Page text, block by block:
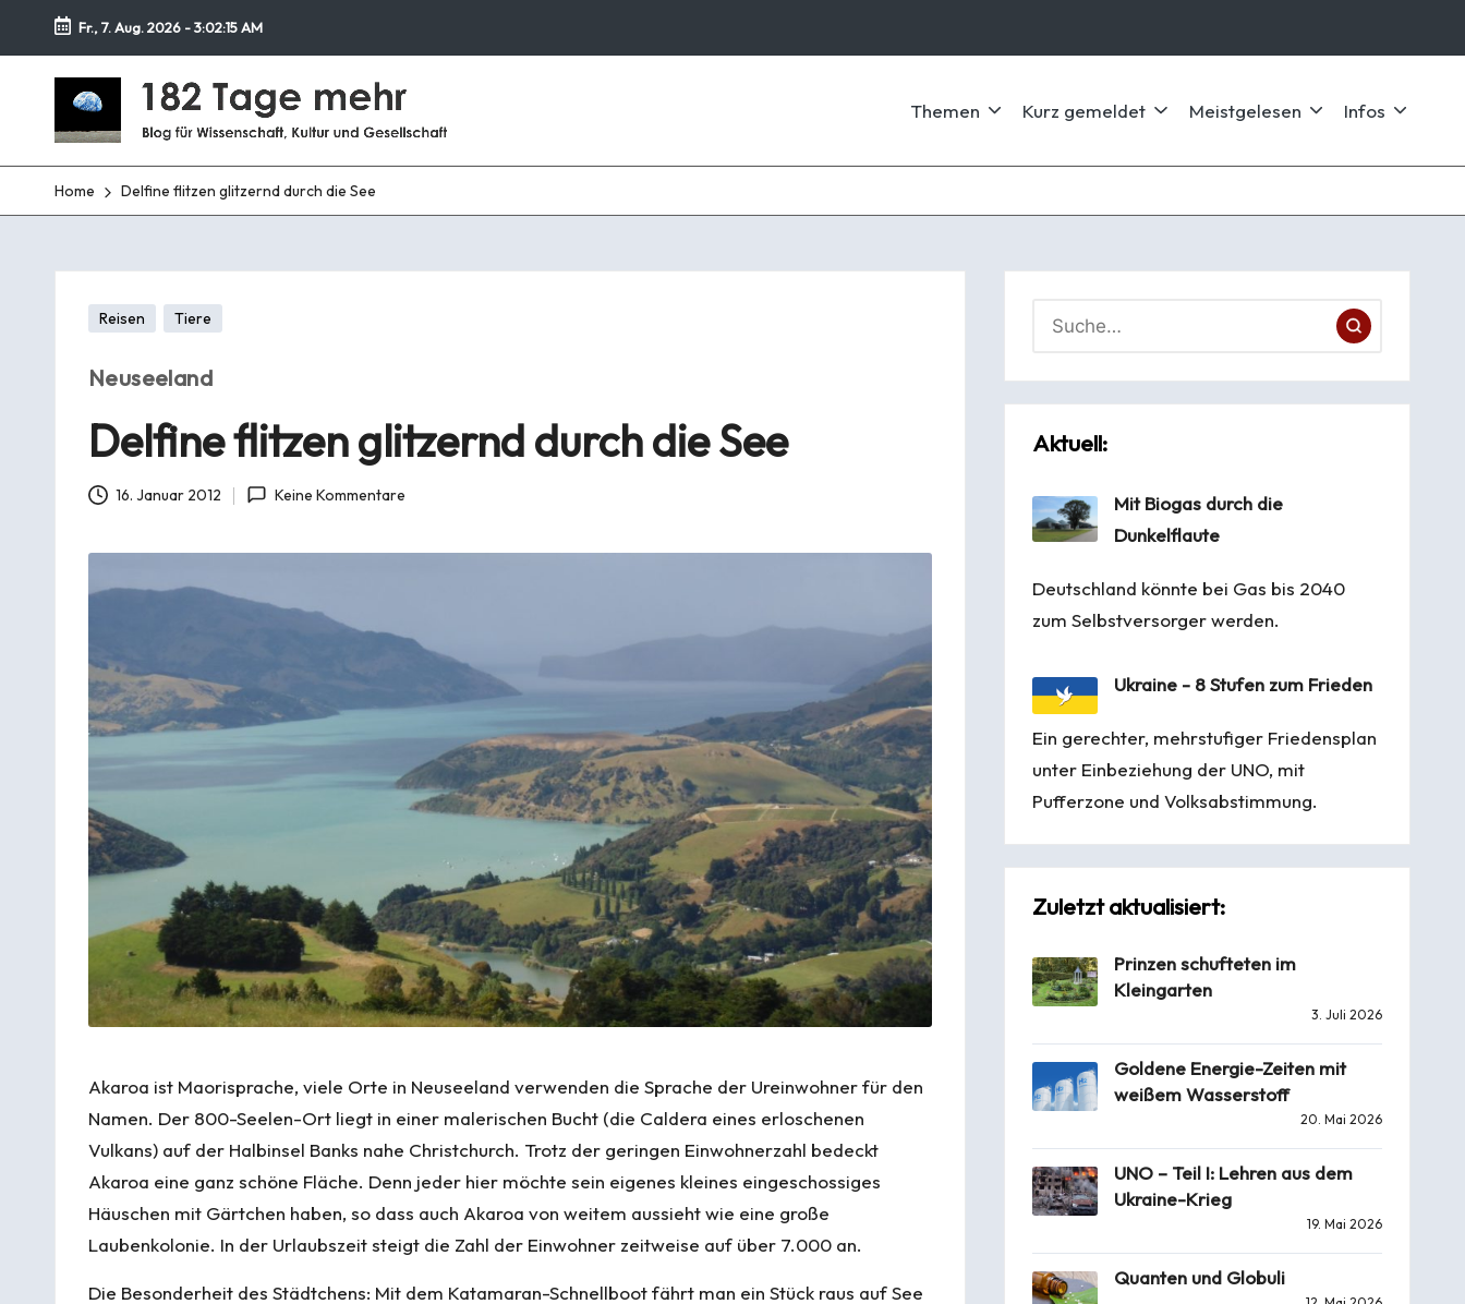
Zurück
Fr., 7. Aug. 2026 -3:02:16 AM
1
8
2
a
g
e
e
r
Blog
Kultur
Themen Kurz gemeldet Meistgelesen Infos
Home Delfine flitzen glitzernd durch die See
Posted
Reisen Tiere
Neuseeland
Delfine flitzen glitzernd durch die See
16. Januar 2012 Keine Kommentare
Akaroa ist Maorisprache, viele Orte in Neuseeland verwenden die Sprache der Ureinwohner für den
Namen. Der 800-Seelen-Ort liegt in einer malerischen Bucht (die Caldera eines erloschenen
Vulkans) auf der Halbinsel Banks nahe Christchurch. Trotz der geringen Einwohnerzahl bedeckt
Akaroa eine ganz schöne Fläche. Denn jeder hier möchte sein eigenes kleines eingeschossiges
Häuschen mit Gärtchen haben, so dass auch Akaroa von weitem aussieht wie eine große
Laubenkolonie. In der Urlaubszeit steigt die Zahl der Einwohner zeitweise auf über 7.000 an.
Die Besonderheit des Städtchens: Mit dem Katamaran-Schnellboot fährt man ein Stück raus auf See
Aktuell:
Mit Biogas durch die
Dunkelflaute
Deutschland könnte bei Gas bis 2040
zum Selbstversorger werden.
Ukraine - 8 Stufen zum Frieden
Ein gerechter, mehrstufiger Friedensplan
unter Einbeziehung der UNO, mit
Pufferzone und Volksabstimmung.
Zuletzt aktualisiert:
Prinzen schufteten im
Kleingarten
3. Juli 2026
Goldene Energie-Zeiten mit
weißem Wasserstoff
20. Mai 2026
UNO – Teil I: Lehren aus dem
Ukraine-Krieg
19. Mai 2026
Quanten und Globuli